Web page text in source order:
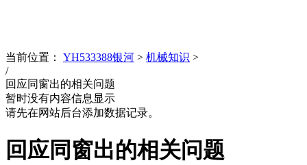
当前位置： YH533388银河 > 机械知识 >
/
回应同窗出的相关问题
暂时没有内容信息显示
请先在网站后台添加数据记录。
回应同窗出的相关问题